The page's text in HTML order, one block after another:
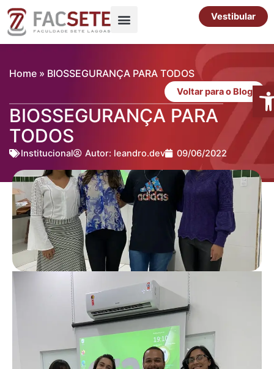
para
Vestibular
Home » BIOSSEGURANÇA PARA TODOS
Voltar para o Blog
BIOSSEGURANÇA PARA
TODOS
Institucional Autor: leandro.dev 09/06/2022